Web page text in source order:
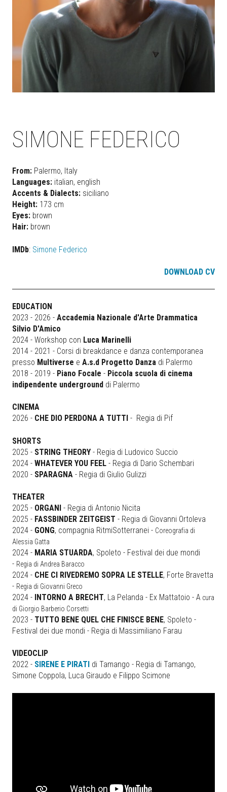
SIMONE FEDERICO
From: Palermo, Italy
Languages: italian, english
Accents & Dialects: siciliano
Height: 173 cm
Eyes: brown
Hair: brown
IMDb: Simone Federico
DOWNLOAD CV
EDUCATION
2023 - 2026 - Accademia Nazionale d'Arte Drammatica
Silvio D'Amico
2024 - Workshop con Luca Marinelli
2014 - 2021 - Corsi di breakdance e danza contemporanea
presso Multiverse e A.s.d Progetto Danza di Palermo
2018 - 2019 - Piano Focale - Piccola scuola di cinema
indipendente underground di Palermo
CINEMA
2026 - CHE DIO PERDONA A TUTTI - Regia di Pif
SHORTS
2025 - STRING THEORY - Regia di Ludovico Succio
2024 - WHATEVER YOU FEEL - Regia di Dario Schembari
2020 - SPARAGNA - Regia di Giulio Gulizzi
THEATER
2025 - ORGANI - Regia di Antonio Nicita
2025 - FASSBINDER ZEITGEIST - Regia di Giovanni Ortoleva
2024 - GONG, compagnia RitmiSotterranei - Coreografia di
Alessia Gatta
2024 - MARIA STUARDA, Spoleto - Festival dei due mondi
- Regia di Andrea Baracco
2024 - CHE CI RIVEDREMO SOPRA LE STELLE, Forte Bravetta
- Regia di Giovanni Greco
2024 - INTORNO A BRECHT, La Pelanda - Ex Mattatoio - A cura
di Giorgio Barberio Corsetti
2023 - TUTTO BENE QUEL CHE FINISCE BENE, Spoleto -
Festival dei due mondi - Regia di Massimiliano Farau
VIDEOCLIP
2022 - SIRENE E PIRATI di Tamango - Regia di Tamango,
Simone Coppola, Luca Giraudo e Filippo Scimone